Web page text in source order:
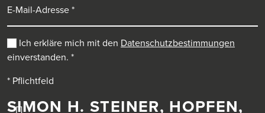
SIMON H. STEINER, HOPFEN,
Ich erkläre mich mit den Datenschutzbestimmungen
einverstanden. *
* Pflichtfeld